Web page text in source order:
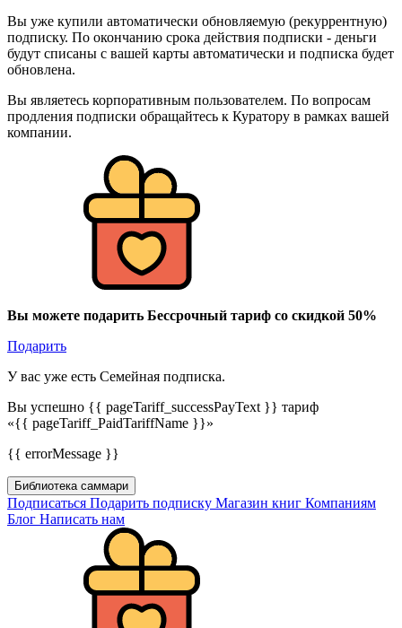
Вы уже купили автоматически обновляемую (рекуррентную)
подписку. По окончанию срока действия подписки - деньги
будут списаны с вашей карты автоматически и подписка будет
обновлена.
Вы являетесь корпоративным пользователем. По вопросам
продления подписки обращайтесь к Куратору в рамках вашей
компании.
Вы можете подарить Бессрочный тариф со скидкой 50%
Подарить
У вас уже есть Семейная подписка.
Вы успешно {{ pageTariff_successPayText }} тариф
«{{ pageTariff_PaidTariffName }}»
{{ errorMessage }}
Библиотека саммари
Подписаться Подарить подписку Магазин книг Компаниям
Блог Написать нам